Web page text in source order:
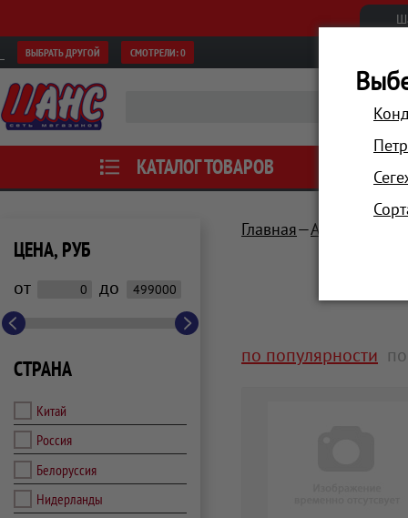
ВЫБРАТЬ ДРУГОЙ СМОТРЕЛИ:0
КАТАЛОГ ТОВАРОВ АКЦИИ
ЦЕНА, РУБ
от до
СТРАНА
Китай
Россия
Белоруссия
Нидерланды
Главная Аксессуары
по популярности